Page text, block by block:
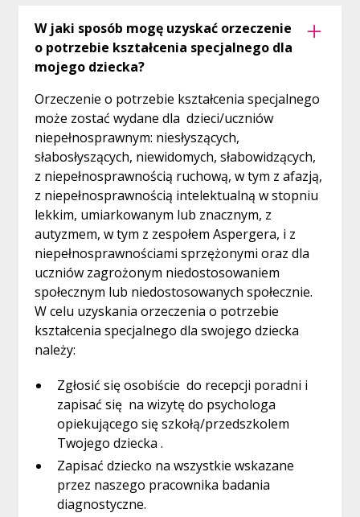
W jaki sposób mogę uzyskać orzeczenie
o potrzebie kształcenia specjalnego dla
mojego dziecka?
Orzeczenie o potrzebie kształcenia specjalnego
może zostać wydane dla dzieci/uczniów
niepełnosprawnym: niesłyszących,
słabosłyszących, niewidomych, słabowidzących,
z niepełnosprawnością ruchową, w tym z afazją,
z niepełnosprawnością intelektualną w stopniu
lekkim, umiarkowanym lub znacznym, z
autyzmem, w tym z zespołem Aspergera, i z
niepełnosprawnościami sprzężonymi oraz dla
uczniów zagrożonym niedostosowaniem
społecznym lub niedostosowanych społecznie.
W celu uzyskania orzeczenia o potrzebie
kształcenia specjalnego dla swojego dziecka
należy:
Zgłosić się osobiście do recepcji poradni i
zapisać się na wizytę do psychologa
opiekującego się szkołą/przedszkolem
Twojego dziecka .
Zapisać dziecko na wszystkie wskazane
przez naszego pracownika badania
diagnostyczne.